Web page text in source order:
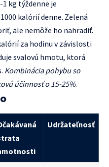
kg týždenne je
kalórií denne. Zelená
ale nemôže ho nahradiť.
za hodinu v závislosti
svalovú hmotu, ktorá
Kombinácia pohybu so
účinnosť o 15-25%.
Udržateľnosť